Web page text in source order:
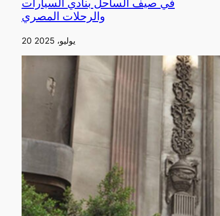
في صيف الساحل بنادي السيارات
والرحلات المصري
20 يوليو، 2025